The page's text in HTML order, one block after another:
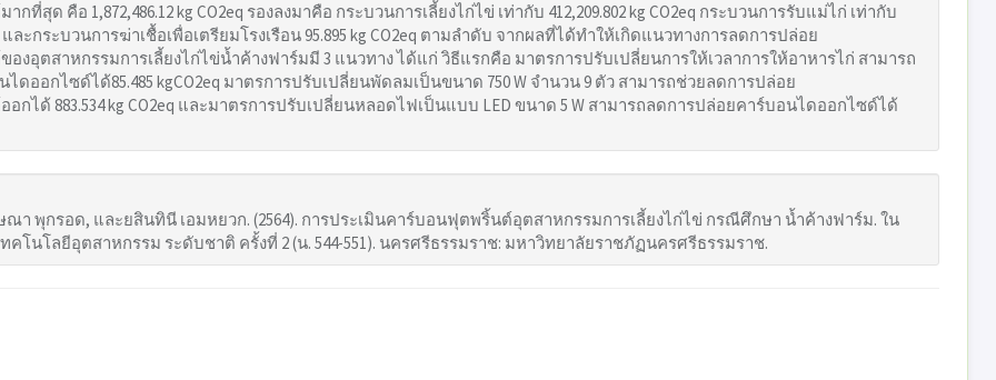
ที่สุด คือ 1,872,486.12 kg CO2eq รองลงมาคือ กระบวนการเลี้ยงไก่ไข่ เท่ากับ 412,209.802 kg CO2eq กระบวนการรับแม่ไก่ เท่ากับ
และกระบวนการฆ่าเชื้อเพื่อเตรียมโรงเรือน 95.895 kg CO2eq ตามลำดับ จากผลที่ได้ทำให้เกิดแนวทางการลดการปล่อย
งอุตสาหกรรมการเลี้ยงไก่ไข่น้ำค้างฟาร์มมี 3 แนวทาง ได้แก่ วิธีแรกคือ มาตรการปรับเปลี่ยนการให้เวลาการให้อาหารไก่ สามารถ
ดออกไซด์ได้85.485 kgCO2eq มาตรการปรับเปลี่ยนพัดลมเป็นขนาด 750 W จำนวน 9 ตัว สามารถช่วยลดการปล่อย
กได้ 883.534 kg CO2eq และมาตรการปรับเปลี่ยนหลอดไฟเป็นแบบ LED ขนาด 5 W สามารถลดการปล่อยคาร์บอนไดออกไซด์ได้
า พุกรอด, และยสินทินี เอมหยวก. (2564). การประเมินคาร์บอนฟุตพริ้นต์อุตสาหกรรมการเลี้ยงไก่ไข่ กรณีศึกษา น้ำค้างฟาร์ม. ใน
คโนโลยีอุตสาหกรรม ระดับชาติ ครั้งที่ 2 (น. 544-551). นครศรีธรรมราช: มหาวิทยาลัยราชภัฏนครศรีธรรมราช.